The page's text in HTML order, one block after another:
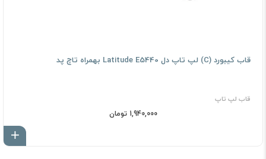
قاب کیبورد (C) لپ تاپ دل Latitude E5440 بهمراه تاچ پد
قاب لپ تاپ
1,940,000 تومان